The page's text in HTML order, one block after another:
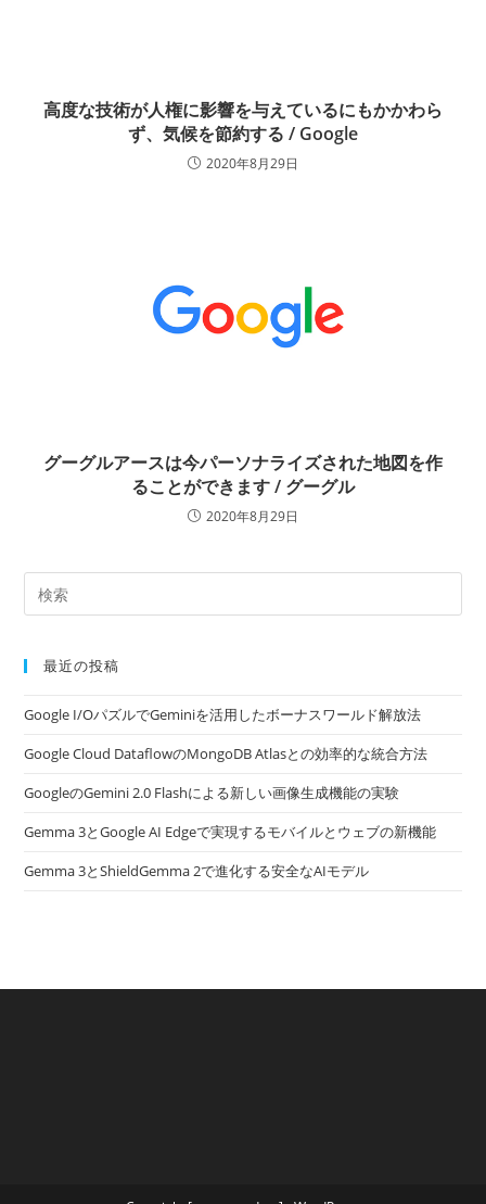
高度な技術が人権に影響を与えているにもかかわら
ず、気候を節約する / Google
2020年8月29日
グーグルアースは今パーソナライズされた地図を作
ることができます / グーグル
2020年8月29日
最近の投稿
Google I/OパズルでGeminiを活用したボーナスワールド解放法
Google Cloud DataflowのMongoDB Atlasとの効率的な統合方法
GoogleのGemini 2.0 Flashによる新しい画像生成機能の実験
Gemma 3とGoogle AI Edgeで実現するモバイルとウェブの新機能
Gemma 3とShieldGemma 2で進化する安全なAIモデル